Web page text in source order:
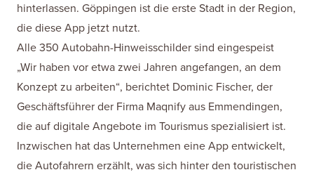
hinterlassen. Göppingen ist die erste Stadt in der Region,
die diese App jetzt nutzt.
Alle 350 Autobahn-Hinweisschilder sind eingespeist
„Wir haben vor etwa zwei Jahren angefangen, an dem
Konzept zu arbeiten“, berichtet Dominic Fischer, der
Geschäftsführer der Firma Maqnify aus Emmendingen,
die auf digitale Angebote im Tourismus spezialisiert ist.
Inzwischen hat das Unternehmen eine App entwickelt,
die Autofahrern erzählt, was sich hinter den touristischen